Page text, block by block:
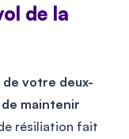
de la
de votre deux-
de maintenir
résiliation fait